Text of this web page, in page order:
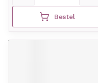
Bestel